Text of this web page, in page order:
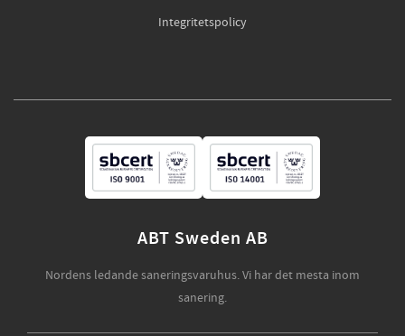
Integritetspolicy
ABT Sweden AB
Nordens ledande saneringsvaruhus. Vi har det mesta inom
sanering.